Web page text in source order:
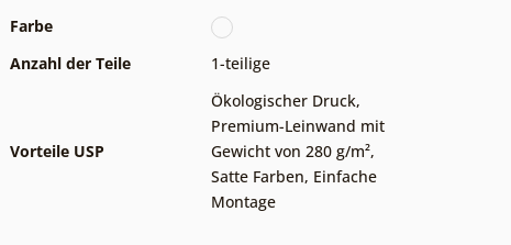
Farbe
Anzahl der Teile
1-teilige
Vorteile USP
Ökologischer Druck,
Premium-Leinwand mit
Gewicht von 280 g/m²,
Satte Farben, Einfache
Montage